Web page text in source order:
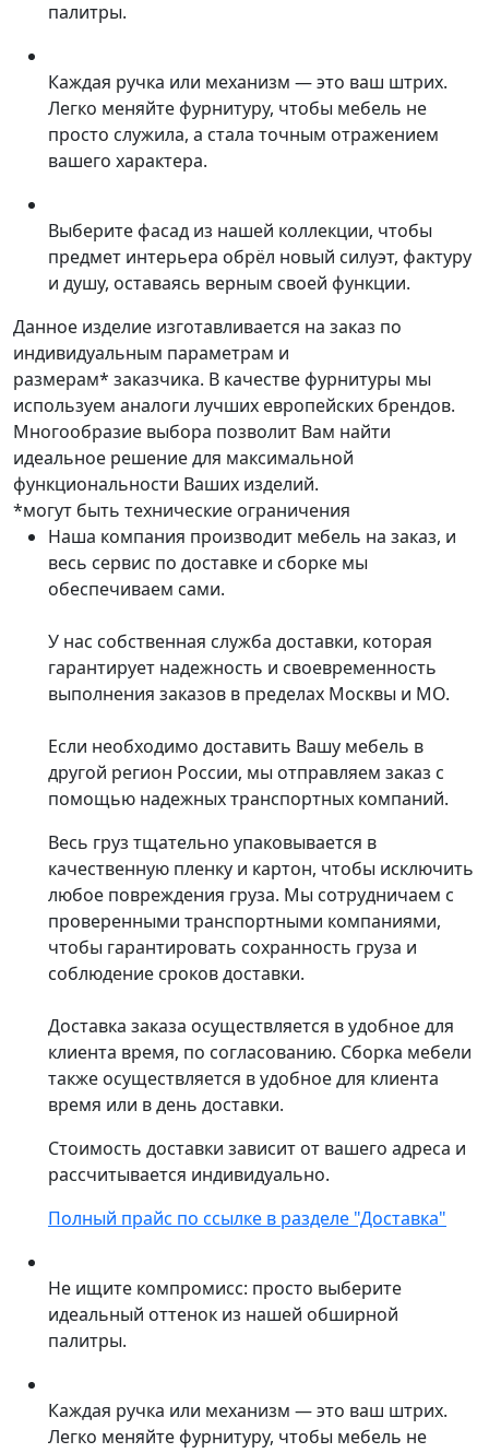
палитры.
Каждая ручка или механизм — это ваш штрих.
Легко меняйте фурнитуру, чтобы мебель не
просто служила, а стала точным отражением
вашего характера.
Выберите фасад из нашей коллекции, чтобы
предмет интерьера обрёл новый силуэт, фактуру
и душу, оставаясь верным своей функции.
Данное изделие изготавливается на заказ по
индивидуальным параметрам и
размерам* заказчика. В качестве фурнитуры мы
используем аналоги лучших европейских брендов.
Многообразие выбора позволит Вам найти
идеальное решение для максимальной
функциональности Ваших изделий.
*могут быть технические ограничения
Наша компания производит мебель на заказ, и
весь сервис по доставке и сборке мы
обеспечиваем сами.
У нас собственная служба доставки, которая
гарантирует надежность и своевременность
выполнения заказов в пределах Москвы и МО.
Если необходимо доставить Вашу мебель в
другой регион России, мы отправляем заказ с
помощью надежных транспортных компаний.
Весь груз тщательно упаковывается в
качественную пленку и картон, чтобы исключить
любое повреждения груза. Мы сотрудничаем с
проверенными транспортными компаниями,
чтобы гарантировать сохранность груза и
соблюдение сроков доставки.
Доставка заказа осуществляется в удобное для
клиента время, по согласованию. Сборка мебели
также осуществляется в удобное для клиента
время или в день доставки.
Стоимость доставки зависит от вашего адреса и
рассчитывается индивидуально.
Полный прайс по ссылке в разделе "Доставка"
Не ищите компромисс: просто выберите
идеальный оттенок из нашей обширной
палитры.
Каждая ручка или механизм — это ваш штрих.
Легко меняйте фурнитуру, чтобы мебель не